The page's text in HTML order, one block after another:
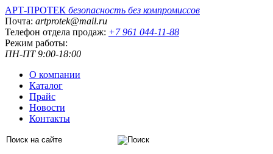
АРТ-ПРОТЕК безопасность без компромиссов
Почта: artprotek@mail.ru
Телефон отдела продаж: +7 961 044-11-88
Режим работы:
ПН-ПТ 9:00-18:00
О компании
Каталог
Прайс
Новости
Контакты